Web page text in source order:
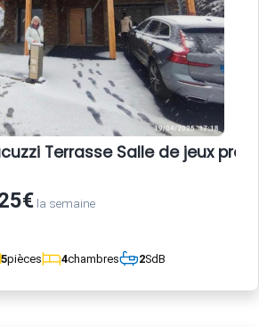
Terrasse Salle de jeux
la semaine
5pièces 4chambres 2SdB